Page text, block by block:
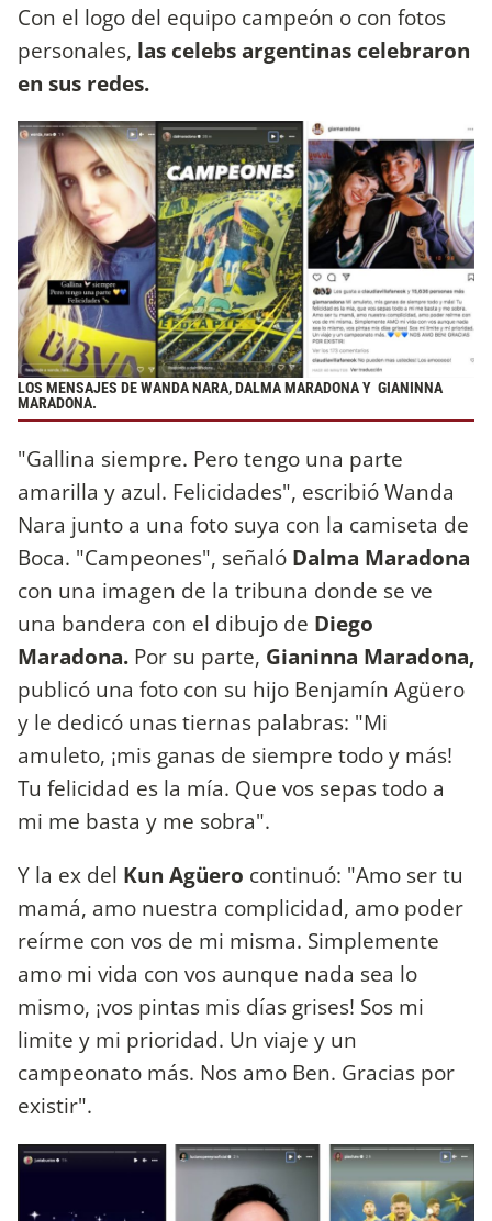
Con el logo del equipo campeón o con fotos
personales, las celebs argentinas celebraron
en sus redes.
LOS MENSAJES DE WANDA NARA, DALMA MARADONA Y GIANINNA
MARADONA.
"Gallina siempre. Pero tengo una parte
amarilla y azul. Felicidades", escribió Wanda
Nara junto a una foto suya con la camiseta de
Boca. "Campeones", señaló Dalma Maradona
con una imagen de la tribuna donde se ve
una bandera con el dibujo de Diego
Maradona. Por su parte, Gianinna Maradona,
publicó una foto con su hijo Benjamín Agüero
y le dedicó unas tiernas palabras: "Mi
amuleto, ¡mis ganas de siempre todo y más!
Tu felicidad es la mía. Que vos sepas todo a
mi me basta y me sobra".
Y la ex del Kun Agüero continuó: "Amo ser tu
mamá, amo nuestra complicidad, amo poder
reírme con vos de mi misma. Simplemente
amo mi vida con vos aunque nada sea lo
mismo, ¡vos pintas mis días grises! Sos mi
limite y mi prioridad. Un viaje y un
campeonato más. Nos amo Ben. Gracias por
existir".